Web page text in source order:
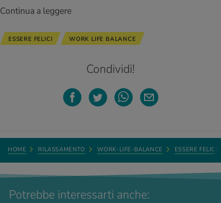
Continua a leggere
ESSERE FELICI WORK LIFE BALANCE
Condividi!
HOME RILASSAMENTO WORK-LIFE-BALANCE ESSERE FELICI
Potrebbe interessarti anche: